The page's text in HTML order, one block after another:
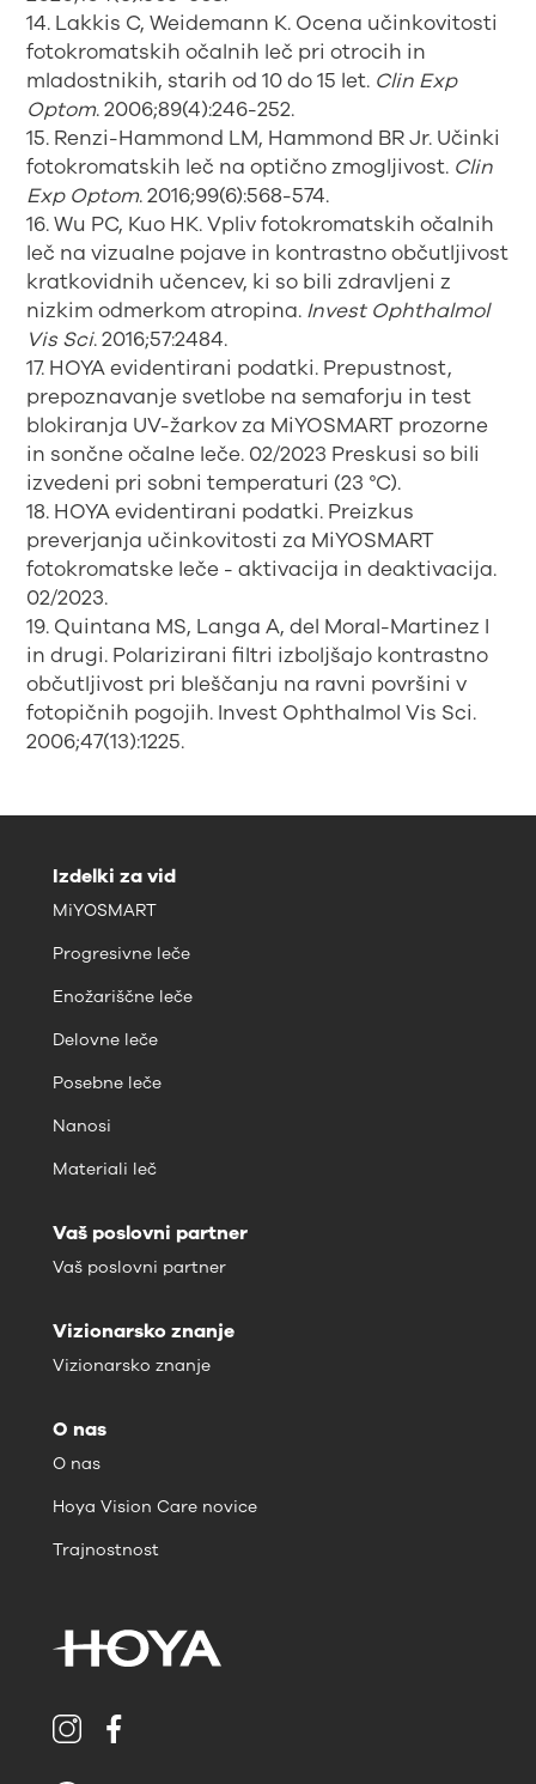
14. Lakkis C, Weidemann K. Ocena učinkovitosti
fotokromatskih očalnih leč pri otrocih in
mladostnikih, starih od 10 do 15 let. Clin Exp
Optom. 2006;89(4):246-252.
15. Renzi-Hammond LM, Hammond BR Jr. Učinki
fotokromatskih leč na optično zmogljivost. Clin
Exp Optom. 2016;99(6):568-574.
16. Wu PC, Kuo HK. Vpliv fotokromatskih očalnih
leč na vizualne pojave in kontrastno občutljivost
kratkovidnih učencev, ki so bili zdravljeni z
nizkim odmerkom atropina. Invest Ophthalmol
Vis Sci. 2016;57:2484.
17. HOYA evidentirani podatki. Prepustnost,
prepoznavanje svetlobe na semaforju in test
blokiranja UV-žarkov za MiYOSMART prozorne
in sončne očalne leče. 02/2023 Preskusi so bili
izvedeni pri sobni temperaturi (23 °C).
18. HOYA evidentirani podatki. Preizkus
preverjanja učinkovitosti za MiYOSMART
fotokromatske leče - aktivacija in deaktivacija.
02/2023.
19. Quintana MS, Langa A, del Moral-Martinez I
in drugi. Polarizirani filtri izboljšajo kontrastno
občutljivost pri bleščanju na ravni površini v
fotopičnih pogojih. Invest Ophthalmol Vis Sci.
2006;47(13):1225.
Izdelki za vid
MiYOSMART
Progresivne leče
Enožariščne leče
Delovne leče
Posebne leče
Nanosi
Materiali leč
Vaš poslovni partner
Vaš poslovni partner
Vizionarsko znanje
Vizionarsko znanje
O nas
O nas
Hoya Vision Care novice
Trajnostnost